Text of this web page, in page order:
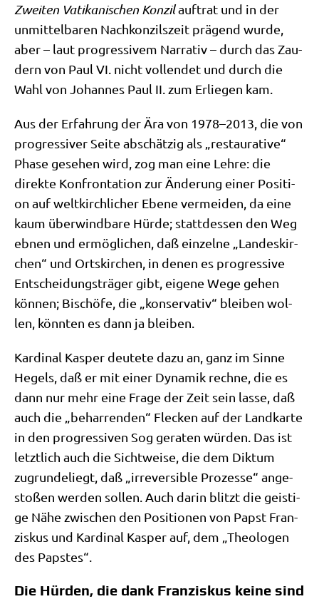
Zwei­ten Vati­ka­ni­schen Kon­zilauf­trat und in der
unmit­tel­ba­ren Nach­kon­zils­zeit prä­gend wur­de,
aber – laut pro­gres­si­vem Nar­ra­tiv – durch das Zau­
dern von Paul VI. nicht voll­endet und durch die
Wahl von Johan­nes Paul II. zum Erlie­gen kam.
Aus der Erfah­rung der Ära von 1978–2013, die von
pro­gres­si­ver Sei­te abschät­zig als „restau­ra­ti­ve“
Pha­se gese­hen wird, zog man eine Leh­re: die
direk­te Kon­fron­ta­ti­on zur Ände­rung einer Posi­ti­
on auf welt­kirch­li­cher Ebe­ne ver­mei­den, da eine
kaum über­wind­ba­re Hür­de; statt­des­sen den Weg
ebnen und ermög­li­chen, daß ein­zel­ne „Lan­des­kir­
chen“ und Orts­kir­chen, in denen es pro­gres­si­ve
Ent­schei­dungs­trä­ger gibt, eige­ne Wege gehen
kön­nen; Bischö­fe, die „kon­ser­va­tiv“ blei­ben wol­
len, könn­ten es dann ja bleiben.
Kar­di­nal Kas­per deu­te­te dazu an, ganz im Sin­ne
Hegels, daß er mit einer Dyna­mik rech­ne, die es
dann nur mehr eine Fra­ge der Zeit sein las­se, daß
auch die „behar­ren­den“ Flecken auf der Land­kar­te
in den pro­gres­si­ven Sog gera­ten wür­den. Das ist
letzt­lich auch die Sicht­wei­se, die dem Dik­tum
zugrun­de­liegt, daß „irrever­si­ble Pro­zes­se“ ange­
sto­ßen wer­den sol­len. Auch dar­in blitzt die gei­sti­
ge Nähe zwi­schen den Posi­tio­nen von Papst Fran­
zis­kus und Kar­di­nal Kas­per auf, dem „Theo­lo­gen
des Papstes“.
Die Hürden, die dank Franziskus keine sind